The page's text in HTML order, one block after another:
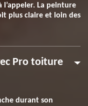
l’appeler. La peinture
plus claire et loin des
Pro toiture
durant son